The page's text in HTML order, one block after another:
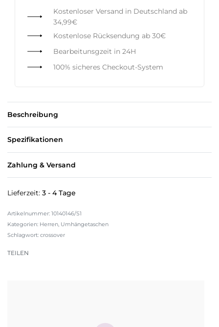
Kostenloser Versand in Deutschland ab
34,99€
Kostenlose Rücksendung ab 30€
Bearbeitunsgzeit in 24H
100% sicheres Checkout-System
Beschreibung
Spezifikationen
Zahlung & Versand
Lieferzeit: 3 - 4 Tage
10140146/S1
Kategorien: Herren Umhängetaschen
Schlagwort: crossover
TEILEN